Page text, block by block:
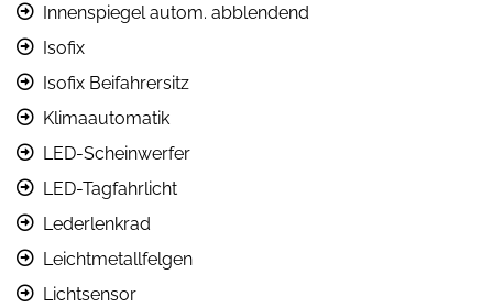
Innenspiegel autom. abblendend
Isofix
Isofix Beifahrersitz
Klimaautomatik
LED-Scheinwerfer
LED-Tagfahrlicht
Lederlenkrad
Leichtmetallfelgen
Lichtsensor